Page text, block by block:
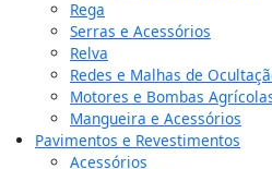
Rega
Serras e Acessórios
Relva
Redes e Malhas de
Motores e Bombas
Mangueira e Acessórios
Pavimentos e Revestimentos
Acessórios